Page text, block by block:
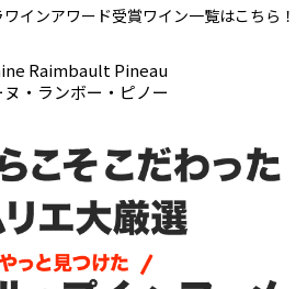
ンアワード受賞ワイン一覧はこちら！
Raimbault Pineau
ヌ・ランボー・ピノー